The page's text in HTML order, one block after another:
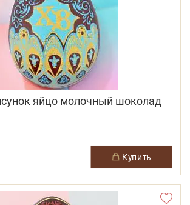
яйцо молочный шоколад
купить